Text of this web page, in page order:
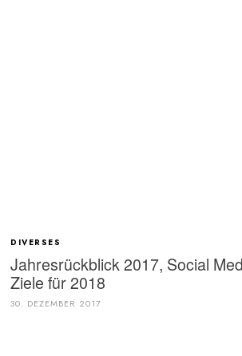
DIVERSES
Jahresrückblick 2017, Social
Ziele für 2018
30. DEZEMBER 2017